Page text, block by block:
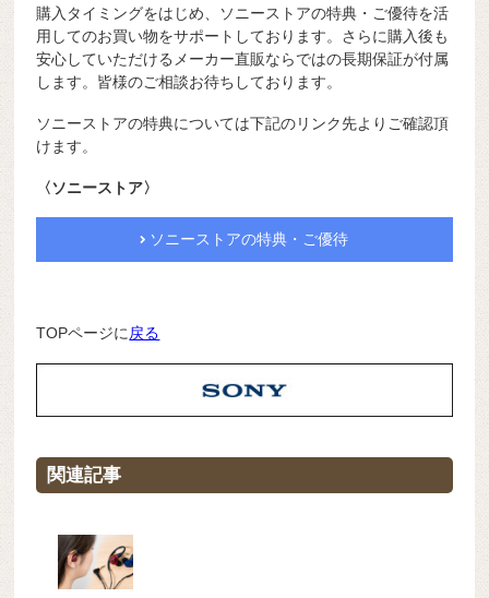
購入タイミングをはじめ、ソニーストアの特典・ご優待を活
用してのお買い物をサポートしております。さらに購入後も
安心していただけるメーカー直販ならではの長期保証が付属
します。皆様のご相談お待ちしております。
ソニーストアの特典については下記のリンク先よりご確認頂
けます。
〈ソニーストア〉
ソニーストアの特典・ご優待
TOPページに 戻る
関連記事